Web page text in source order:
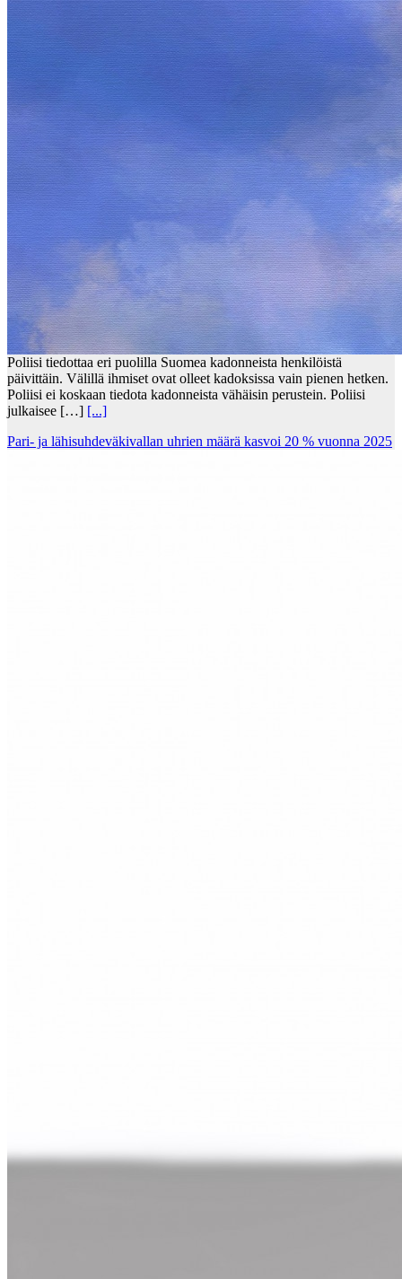
Poliisi tiedottaa eri puolilla Suomea kadonneista henkilöistä
päivittäin. Välillä ihmiset ovat olleet kadoksissa vain pienen hetken.
Poliisi ei koskaan tiedota kadonneista vähäisin perustein. Poliisi
julkaisee […] [...]
Pari- ja lähisuhdeväkivallan uhrien määrä kasvoi 20 % vuonna 2025